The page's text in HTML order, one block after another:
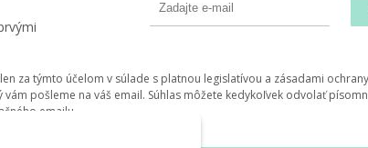
za týmto účelom v súlade s platnou legislatívou a zásadami
pošleme na váš email. Súhlas môžete kedykoľvek odvolať
emailu.